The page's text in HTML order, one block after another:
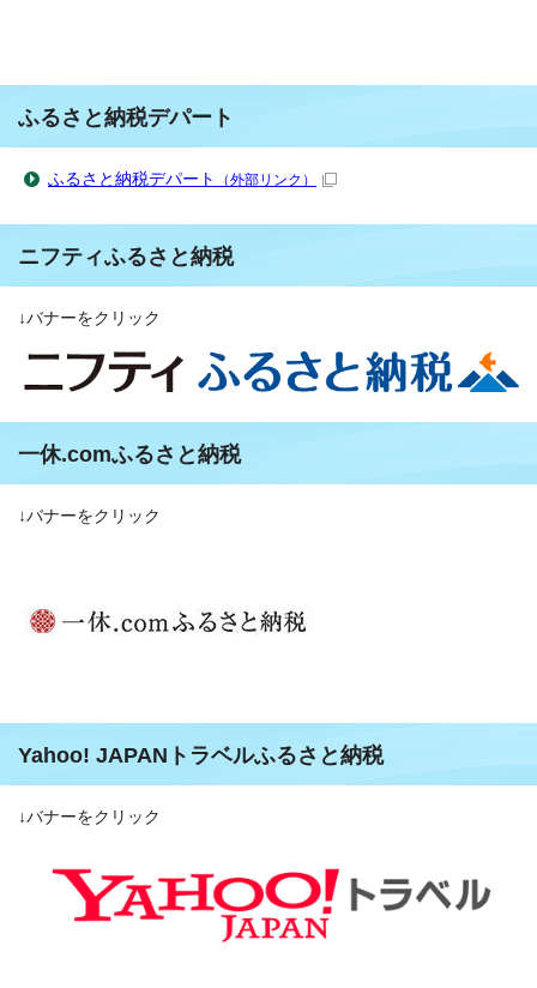
ふるさと納税デパート
ふるさと納税デパート （外部リンク）
ニフティふるさと納税
↓バナーをクリック
一休.comふるさと納税
↓バナーをクリック
Yahoo! JAPANトラベルふるさと納税
↓バナーをクリック